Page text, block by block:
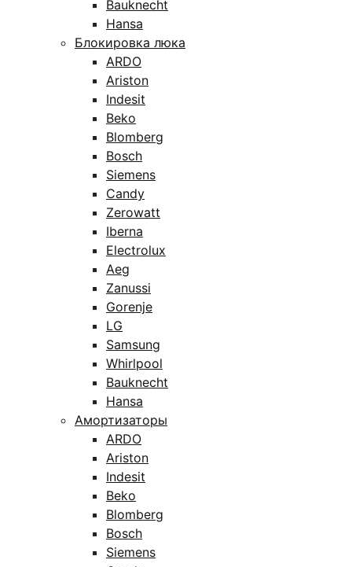
Bauknecht
Hansa
Блокировка люка
ARDO
Ariston
Indesit
Beko
Blomberg
Bosch
Siemens
Candy
Zerowatt
Iberna
Electrolux
Aeg
Zanussi
Gorenje
LG
Samsung
Whirlpool
Bauknecht
Hansa
Амортизаторы
ARDO
Ariston
Indesit
Beko
Blomberg
Bosch
Siemens